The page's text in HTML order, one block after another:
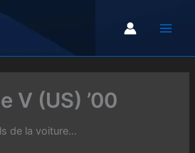
V (US) ’00
de la voiture...